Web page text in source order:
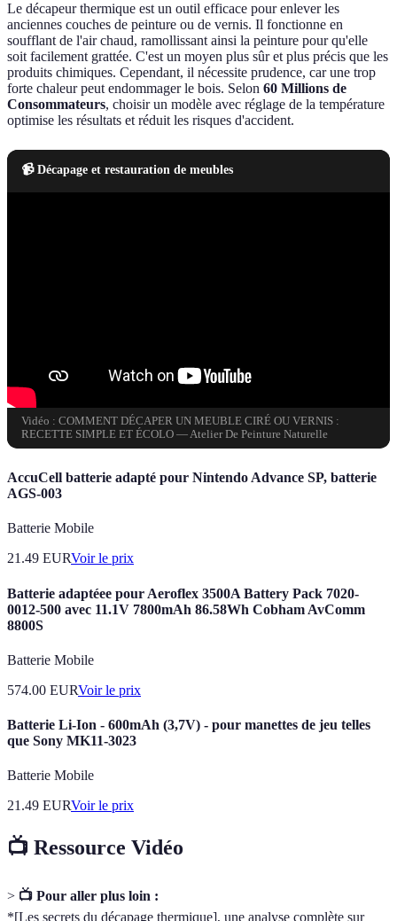
Le décapeur thermique est un outil efficace pour enlever les
anciennes couches de peinture ou de vernis. Il fonctionne en
soufflant de l'air chaud, ramollissant ainsi la peinture pour qu'elle
soit facilement grattée. C'est un moyen plus sûr et plus précis que les
produits chimiques. Cependant, il nécessite prudence, car une trop
forte chaleur peut endommager le bois. Selon 60 Millions de
Consommateurs, choisir un modèle avec réglage de la température
optimise les résultats et réduit les risques d'accident.
📹 Décapage et restauration de meubles
Vidéo : COMMENT DÉCAPER UN MEUBLE CIRÉ OU VERNIS :
RECETTE SIMPLE ET ÉCOLO — Atelier De Peinture Naturelle
AccuCell batterie adapté pour Nintendo Advance SP, batterie
AGS-003
Batterie Mobile
21.49 EURVoir le prix
Batterie adaptéee pour Aeroflex 3500A Battery Pack 7020-
0012-500 avec 11.1V 7800mAh 86.58Wh Cobham AvComm
8800S
Batterie Mobile
574.00 EURVoir le prix
Batterie Li-Ion - 600mAh (3,7V) - pour manettes de jeu telles
que Sony MK11-3023
Batterie Mobile
21.49 EURVoir le prix
📺 Ressource Vidéo
> 📺 Pour aller plus loin :
*[Les secrets du décapage thermique], une analyse complète sur